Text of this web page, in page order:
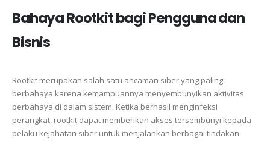
Bahaya Rootkit bagi Pengguna dan
Bisnis
Rootkit merupakan salah satu ancaman siber yang paling
berbahaya karena kemampuannya menyembunyikan aktivitas
berbahaya di dalam sistem. Ketika berhasil menginfeksi
perangkat, rootkit dapat memberikan akses tersembunyi kepada
pelaku kejahatan siber untuk menjalankan berbagai tindakan